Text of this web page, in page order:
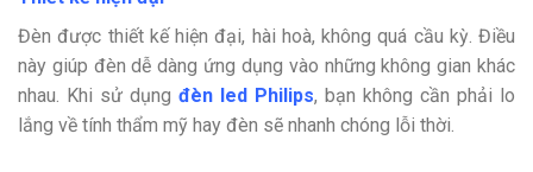
Đèn được thiết kế hiện đại, hài hoà, không quá cầu kỳ. Điều
này giúp đèn dễ dàng ứng dụng vào những không gian khác
nhau. Khi sử dụng đèn led Philips, bạn không cần phải lo
lắng về tính thẩm mỹ hay đèn sẽ nhanh chóng lỗi thời.